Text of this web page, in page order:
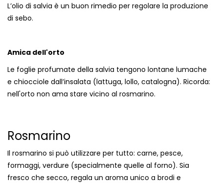
L’olio di salvia è un buon rimedio per regolare la produzione
di sebo.
Amica dell'orto
Le foglie profumate della salvia tengono lontane lumache
e chiocciole dall’insalata (lattuga, lollo, catalogna). Ricorda:
nell'orto non ama stare vicino al rosmarino.
Rosmarino
Il rosmarino si può utilizzare per tutto: carne, pesce,
formaggi, verdure (specialmente quelle al forno). Sia
fresco che secco, regala un aroma unico a brodi e